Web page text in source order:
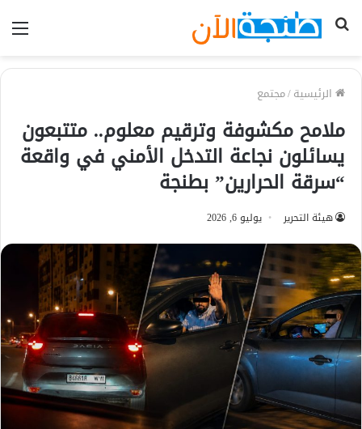
بحث
الرئيسية/مجتمع
ملامح مكشوفة وترقيم معلوم.. متتبعون
يسائلون نجاعة التدخل الأمني في واقعة
“سرقة الحرارين” بطنجة
هيئة التحرير يوليو 6, 2026